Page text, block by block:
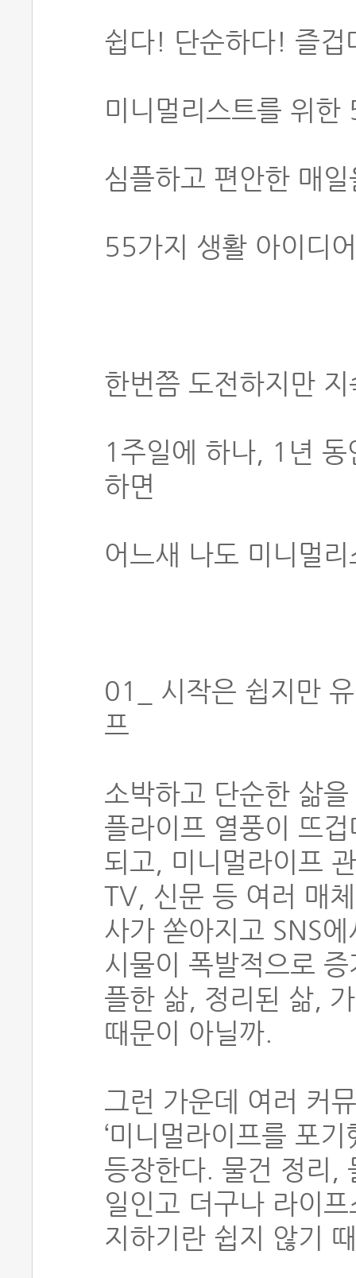
쉽다! 단순하다! 즐겁
미니멀리스트를 위
심플하고 편안한 매
55가지 생활 아이디어
한번쯤 도전하지만
1주일에 하나, 1년
하면
어느새 나도 미니멀
01_ 시작은 쉽지만
프
소박하고 단순한 삶
플라이프 열풍이 뜨
되고, 미니멀라이프
TV, 신문 등 여러 매
사가 쏟아지고 SNS에
시물이 폭발적으로
플한 삶, 정리된 삶,
때문이 아닐까.
그런 가운데 여러 커
‘미니멀라이프를 포
등장한다. 물건 정리,
일인고 더구나 라이
지하기란 쉽지 않기